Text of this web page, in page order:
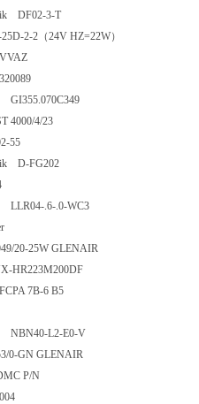
DF02-3-T
2-2（24V HZ=22W）
GI355.070C349
4000/4/23
55
D-FG202
LLR04-.6-.0-WC3
20-25W GLENAIR
HR223M200DF
7B-6 B5
NBN40-L2-E0-V
0-GN GLENAIR
DMC P/N